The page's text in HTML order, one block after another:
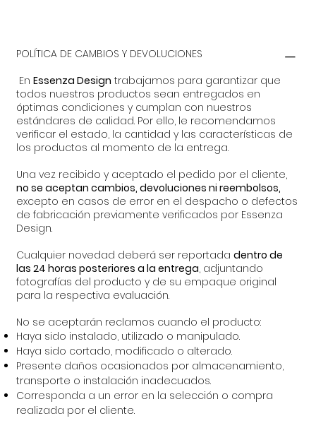
POLÍTICA DE CAMBIOS Y DEVOLUCIONES
EnEssenza Design trabajamos para garantizar que
todos nuestros productos sean entregados en
óptimas condiciones y cumplan con nuestros
estándares de calidad. Por ello, le recomendamos
verificar el estado, la cantidad y las características de
los productos al momento de la entrega.
Una vez recibido y aceptado el pedido por el cliente,
no se aceptan cambios, devoluciones ni reembolsos,
excepto en casos de error en el despacho o defectos
de fabricación previamente verificados por Essenza
Design.
Cualquier novedad deberá ser reportadadentro de
las 24 horas posteriores a la entrega, adjuntando
fotografías del producto y de su empaque original
para la respectiva evaluación.
No se aceptarán reclamos cuando el producto:
Haya sido instalado, utilizado o manipulado.
Haya sido cortado, modificado o alterado.
Presente daños ocasionados por almacenamiento,
transporte o instalación inadecuados.
Corresponda a un error en la selección o compra
realizada por el cliente.